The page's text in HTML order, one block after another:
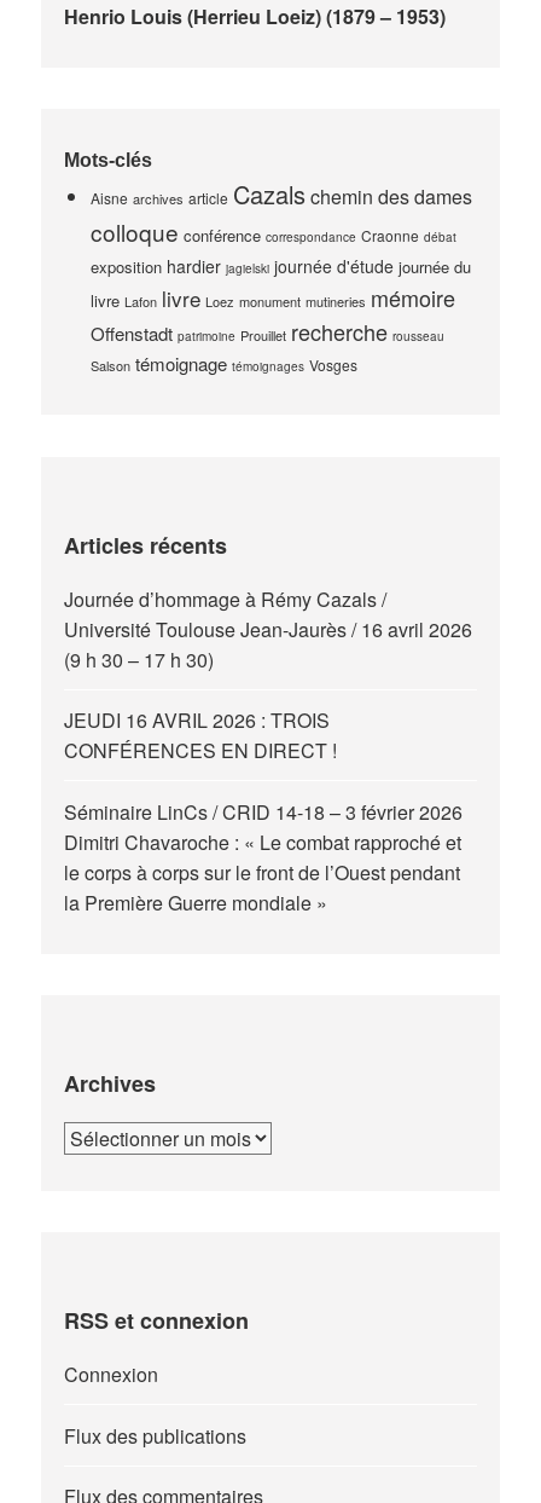
Henrio Louis (Herrieu Loeiz) (1879 – 1953)
Mots-clés
Aisne archives article Cazals chemin des dames
colloque conférence correspondance Craonne débat
exposition hardier jagielski journée d'étude journée du
livre Lafon livre Loez monument mutineries mémoire
Offenstadt patrimoine Prouillet recherche rousseau
Salson témoignage témoignages Vosges
Articles récents
Journée d’hommage à Rémy Cazals /
Université Toulouse Jean-Jaurès / 16 avril 2026
(9 h 30 – 17 h 30)
JEUDI 16 AVRIL 2026 : TROIS
CONFÉRENCES EN DIRECT !
Séminaire LinCs / CRID 14-18 – 3 février 2026
Dimitri Chavaroche : « Le combat rapproché et
le corps à corps sur le front de l’Ouest pendant
la Première Guerre mondiale »
Archives
Archives
RSS et connexion
Connexion
Flux des publications
Flux des commentaires